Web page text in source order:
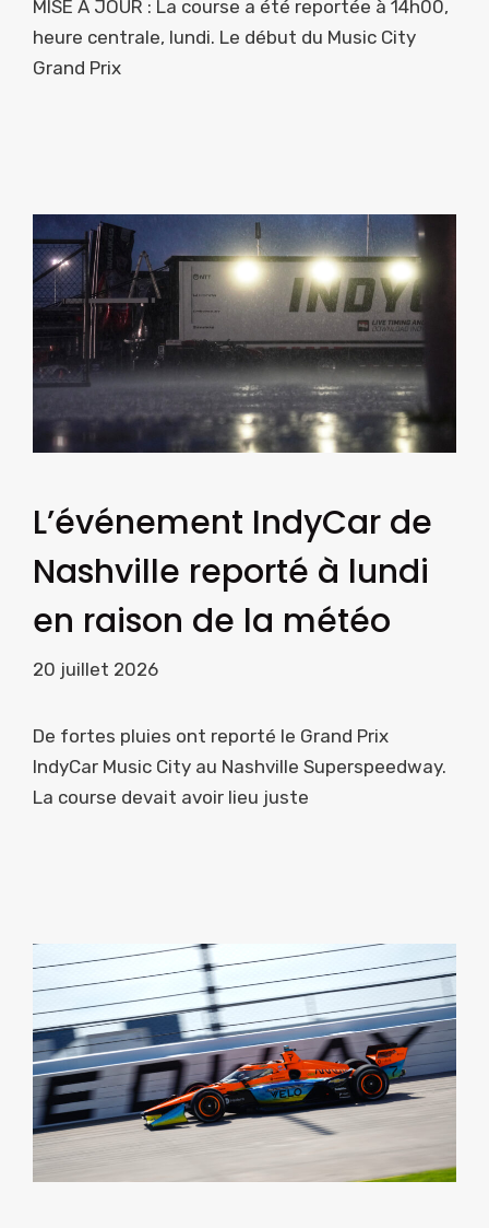
MISE À JOUR : La course a été reportée à 14h00,
heure centrale, lundi. Le début du Music City
Grand Prix
L’événement IndyCar de
Nashville reporté à lundi
en raison de la météo
20 juillet 2026
De fortes pluies ont reporté le Grand Prix
IndyCar Music City au Nashville Superspeedway.
La course devait avoir lieu juste